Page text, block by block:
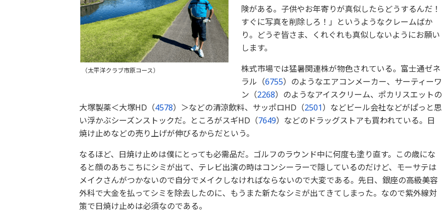
（太平洋クラブ市原コース）
険がある。子供やお年寄りが真似したらどうするんだ！
すぐに写真を削除しろ！」というようなクレームばか
り。どうぞ皆さま、くれぐれも真似しないようにお願い
します。
株式市場では猛暑関連株が物色されている。富士通ゼネ
ラル（6755）のようなエアコンメーカー、サーティーワ
ン（2268）のようなアイスクリーム、ポカリスエットの
大塚製薬＜大塚HD（4578）＞などの清涼飲料、サッポロHD（2501）などビール会社などがぱっと思
い浮かぶシーズンストックだ。ところがスギHD（7649）などのドラッグストアも買われている。日
焼け止めなどの売り上げが伸びるからだという。
なるほど、日焼け止めは僕にとっても必需品だ。ゴルフのラウンド中に何度も塗り直す。この歳にな
ると顔のあちこちにシミが出て、テレビ出演の時はコンシーラーで隠しているのだけど、モーサテは
メイクさんがつかないので自分でメイクしなければならないので大変である。先日、銀座の高級美容
外科で大金を払ってシミを除去したのに、もうまた新たなシミが出てきてしまった。なので紫外線対
策で日焼け止めは必須なのである。